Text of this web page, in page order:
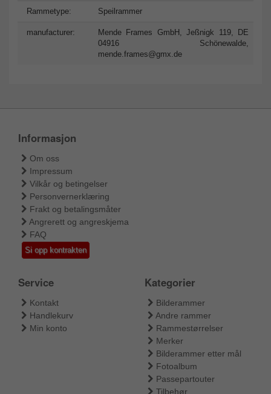
Rammetype: Speilrammer
manufacturer:
Mende Frames GmbH, Jeßnigk 119, DE
04916 Schönewalde,
mende.frames@gmx.de
Informasjon
Om oss
Impressum
Vilkår og betingelser
Personvernerklæring
Frakt og betalingsmåter
Angrerett og angreskjema
FAQ
Si opp kontrakten
Service
Kontakt
Handlekurv
Min konto
Kategorier
Bilderammer
Andre rammer
Rammestørrelser
Merker
Bilderammer etter mål
Fotoalbum
Passepartouter
Tilbehør